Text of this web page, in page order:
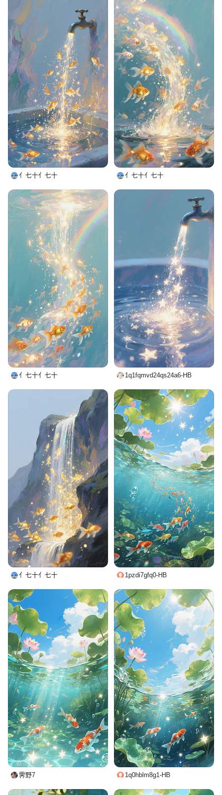
亻七十亻七十 亻七十亻七十
亻七十亻七十 1q1fqmvd24qs24a6-HB
亻七十亻七十 1pzdi7gfq0-HB
霁野7 1q0hblm8g1-HB